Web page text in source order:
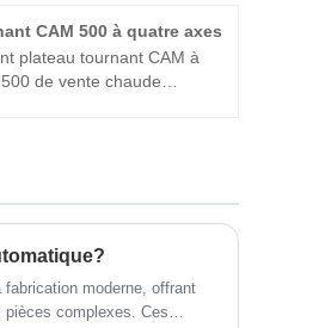
CAM 500 à quatre axes
plateau tournant CAM à
de vente chaude
moderne, offrant
pièces complexes. Ces